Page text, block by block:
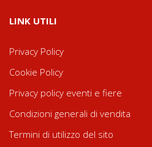
LINK UTILI
Privacy Policy
Cookie Policy
Privacy policy eventi e fiere
Condizioni generali di vendita
Termini di utilizzo del sito